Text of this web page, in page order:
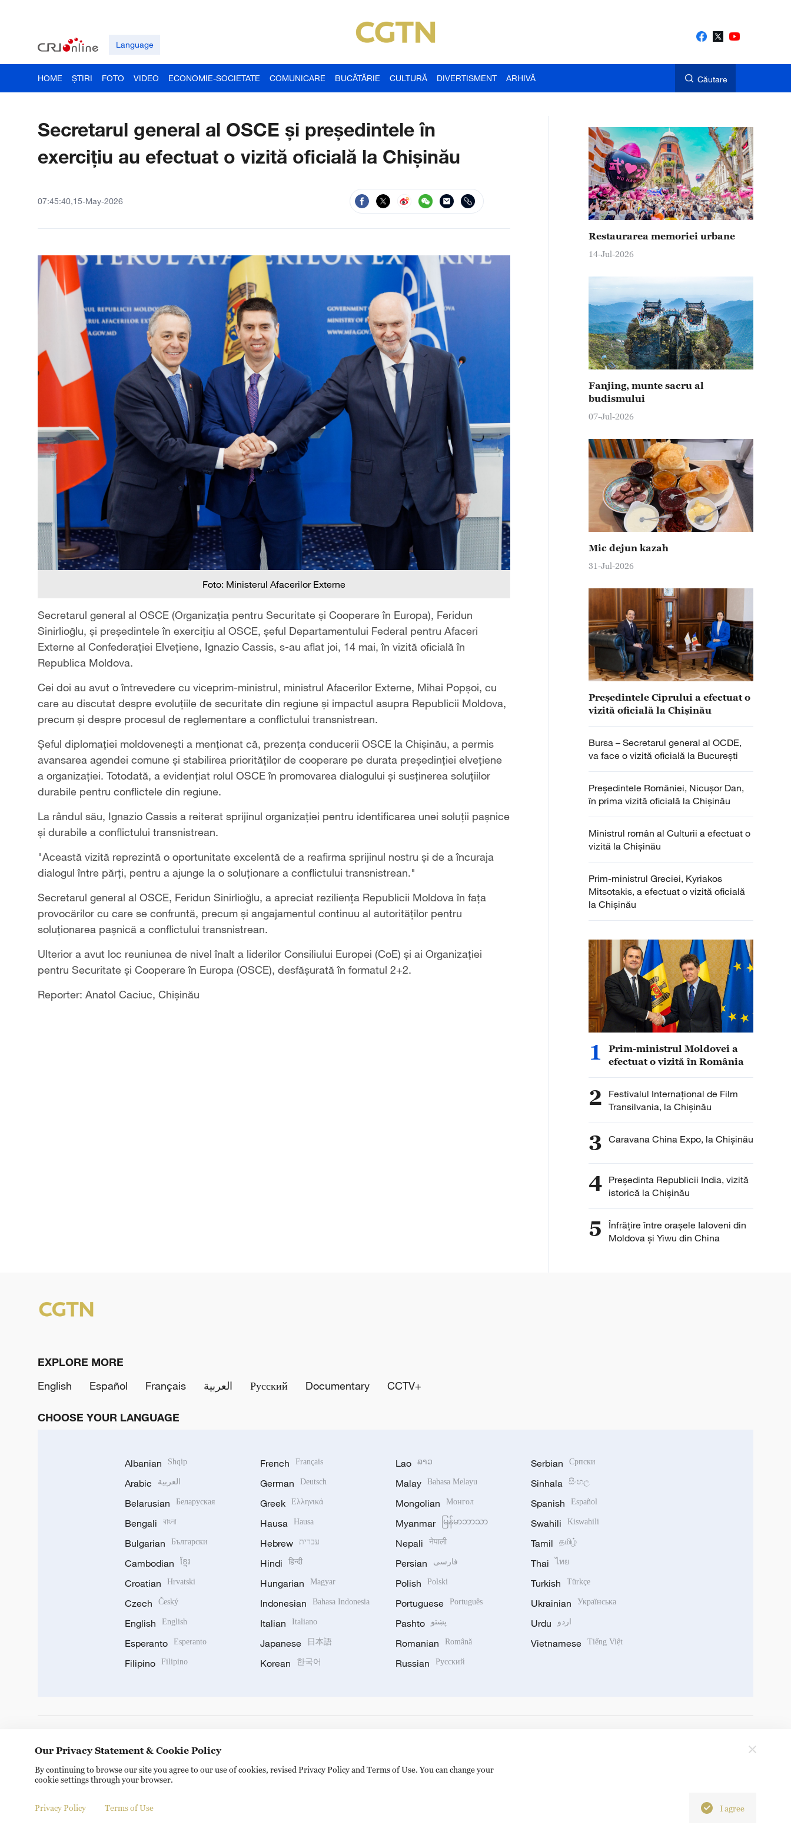
Language
HOME ȘTIRI FOTO VIDEO ECONOMIE-SOCIETATE COMUNICARE BUCĂTĂRIE CULTURĂ DIVERTISMENT ARHIVĂ Căutare
Secretarul general al OSCE și președintele în
exercițiu au efectuat o vizită oficială la Chișinău
07:45:40,15-May-2026
Foto: Ministerul Afacerilor Externe
Secretarul general al OSCE (Organizația pentru Securitate și Cooperare în Europa), Feridun
Sinirlioğlu, și președintele în exercițiu al OSCE, șeful Departamentului Federal pentru Afaceri
Externe al Confederației Elvețiene, Ignazio Cassis, s-au aflat joi, 14 mai, în vizită oficială în
Republica Moldova.
Cei doi au avut o întrevedere cu viceprim-ministrul, ministrul Afacerilor Externe, Mihai Popșoi, cu
care au discutat despre evoluțiile de securitate din regiune și impactul asupra Republicii Moldova,
precum și despre procesul de reglementare a conflictului transnistrean.
Șeful diplomației moldovenești a menționat că, prezența conducerii OSCE la Chișinău, a permis
avansarea agendei comune și stabilirea priorităților de cooperare pe durata președinției elvețiene
a organizației. Totodată, a evidențiat rolul OSCE în promovarea dialogului și susținerea soluțiilor
durabile pentru conflictele din regiune.
La rândul său, Ignazio Cassis a reiterat sprijinul organizației pentru identificarea unei soluții pașnice
și durabile a conflictului transnistrean.
"Această vizită reprezintă o oportunitate excelentă de a reafirma sprijinul nostru și de a încuraja
dialogul între părți, pentru a ajunge la o soluționare a conflictului transnistrean."
Secretarul general al OSCE, Feridun Sinirlioğlu, a apreciat reziliența Republicii Moldova în fața
provocărilor cu care se confruntă, precum și angajamentul continuu al autorităților pentru
soluționarea pașnică a conflictului transnistrean.
Ulterior a avut loc reuniunea de nivel înalt a liderilor Consiliului Europei (CoE) și ai Organizației
pentru Securitate și Cooperare în Europa (OSCE), desfășurată în formatul 2+2.
Reporter: Anatol Caciuc, Chișinău
Restaurarea memoriei urbane
14-Jul-2026
Fanjing, munte sacru al
budismului
07-Jul-2026
Mic dejun kazah
31-Jul-2026
Președintele Ciprului a efectuat o
vizită oficială la Chișinău
Bursa – Secretarul general al OCDE,
va face o vizită oficială la Bucureşti
Președintele României, Nicușor Dan,
în prima vizită oficială la Chișinău
Ministrul român al Culturii a efectuat o
vizită la Chișinău
Prim-ministrul Greciei, Kyriakos
Mitsotakis, a efectuat o vizită oficială
la Chișinău
1
Prim-ministrul Moldovei a
efectuat o vizită în România
2
Festivalul Internațional de Film
Transilvania, la Chișinău
3 Caravana China Expo, la Chișinău
4 Președinta Republicii India, vizită
istorică la Chișinău
5
Înfrățire între orașele Ialoveni din
Moldova și Yiwu din China
EXPLORE MORE
English
Español Français العربية Русский Documentary CCTV+
CHOOSE YOUR LANGUAGE
Albanian Shqip
Arabic العربية
Belarusian Беларуская
Bengali বাংলা
Bulgarian Български
Cambodian ខ្មែរ
Croatian Hrvatski
Czech Český
English English
Esperanto Esperanto
Filipino Filipino
French Français
German Deutsch
Greek Ελληνικά
Hausa Hausa
Hebrew עברית
Hindi हिन्दी
Hungarian Magyar
Indonesian Bahasa Indonesia
Italian Italiano
Japanese 日本語
Korean 한국어
Lao ລາວ
Malay Bahasa Melayu
Mongolian Монгол
Myanmar မြန်မာဘာသာ
Nepali नेपाली
Persian فارسی
Polish Polski
Portuguese Português
Pashto پښتو
Romanian Română
Russian Русский
Serbian Српски
Sinhala සිංහල
Spanish Español
Swahili Kiswahili
Tamil தமிழ்
Thai ไทย
Turkish Türkçe
Ukrainian Українська
Urdu اردو
Vietnamese Tiếng Việt
© China Radio International.CRI. All Rights Reserved. 16A Shijingshan Road, Beijing, China. 100040
Our Privacy Statement & Cookie Policy
By continuing to browse our site you agree to our use of cookies, revised Privacy Policy and Terms of Use. You can change your
cookie settings through your browser.
Privacy Policy Terms of Use I agree